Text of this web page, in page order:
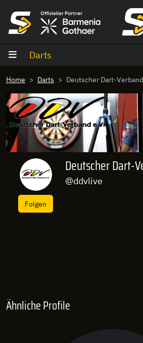
Darts
Home Darts Deutscher Dart-Verband
Folgen
Deutscher Dart-
@ddvlive
Ähnliche Profile